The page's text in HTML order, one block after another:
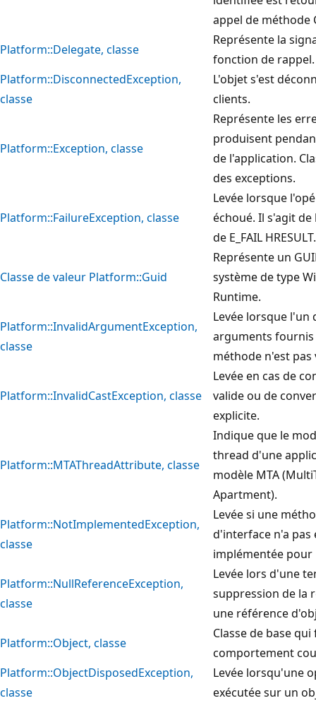
appel de méthode
Platform::Delegate, classe
Représente la
fonction de rappel.
Platform::DisconnectedException,
classe
L'objet s'est
clients.
Platform::Exception, classe
Représente les
produisent
de l'application.
des exceptions.
Platform::FailureException, classe
Levée lorsque
échoué. Il s'agit
de E_FAIL HRESULT.
Classe de valeur Platform::Guid
Représente un
système de type
Runtime.
Platform::InvalidArgumentException,
classe
Levée lorsque l'un
arguments fournis
méthode n'est pas
Platform::InvalidCastException, classe
Levée en cas de
valide ou de
explicite.
Platform::MTAThreadAttribute, classe
Indique que le
thread d'une
modèle MTA
Apartment).
Platform::NotImplementedException,
classe
Levée si une
d'interface n'a pas
implémentée pour
Platform::NullReferenceException,
classe
Levée lors d'une
suppression de la
une référence
Platform::Object, classe
Classe de base
comportement
Platform::ObjectDisposedException,
classe
Levée lorsqu'une
exécutée sur un